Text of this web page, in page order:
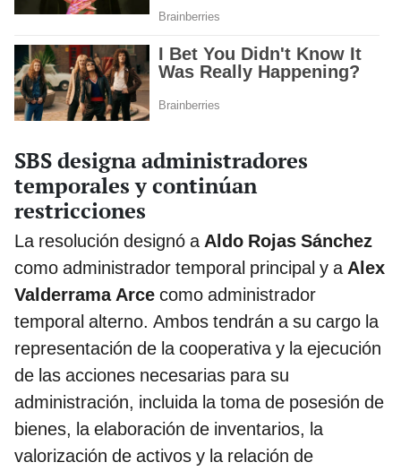
SBS designa administradores
temporales y continúan
restricciones
La resolución designó aAldo Rojas Sánchez
como administrador temporal principal y aAlex
Valderrama Arce como administrador
temporal alterno. Ambos tendrán a su cargo la
representación de la cooperativa y la ejecución
de las acciones necesarias para su
administración, incluida la toma de posesión de
bienes, la elaboración de inventarios, la
valorización de activos y la relación de